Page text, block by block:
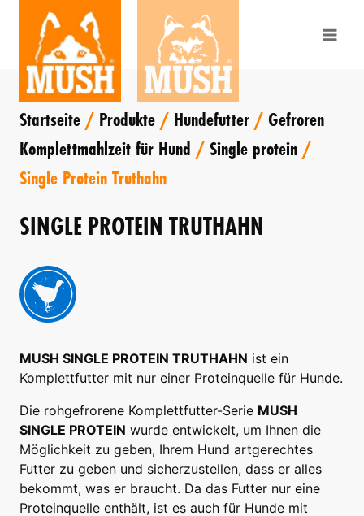
springen
Startseite / Produkte / Hundefutter / Gefroren
Komplettmahlzeit für Hund /Single protein /
Single Protein Truthahn
SINGLE PROTEIN TRUTHAHN
MUSH SINGLE PROTEIN TRUTHAHN ist ein
Komplettfutter mit nur einer Proteinquelle für Hunde.
Die rohgefrorene Komplettfutter-Serie MUSH
SINGLE PROTEIN wurde entwickelt, um Ihnen die
Möglichkeit zu geben, Ihrem Hund artgerechtes
Futter zu geben und sicherzustellen, dass er alles
bekommt, was er braucht. Da das Futter nur eine
Proteinquelle enthält, ist es auch für Hunde mit